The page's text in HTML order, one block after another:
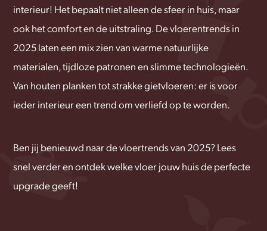
interieur! Het bepaalt niet alleen de sfeer in huis, maar
ook het comfort en de uitstraling. De vloerentrends in
2025 laten een mix zien van warme natuurlijke
materialen, tijdloze patronen en slimme technologieën.
Van houten planken tot strakke gietvloeren: er is voor
ieder interieur een trend om verliefd op te worden.
Ben jij benieuwd naar de vloertrends van 2025? Lees
snel verder en ontdek welke vloer jouw huis de perfecte
upgrade geeft!